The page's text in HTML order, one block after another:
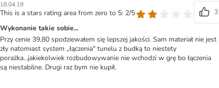
18.04.19
This is a stars rating area from zero to 5: 2/5
3
Wykonanie takie sobie...
Przy cenie 39,80 spodziewałem się lepszej jakości. Sam materiał nie jest
zły natomiast system „łączenia" tunelu z budką to niestety
porażka...jakiekolwiek rozbudowywanie nie wchodzi w grę bo łączenia
są niestabilne. Drugi raz bym nie kupił.